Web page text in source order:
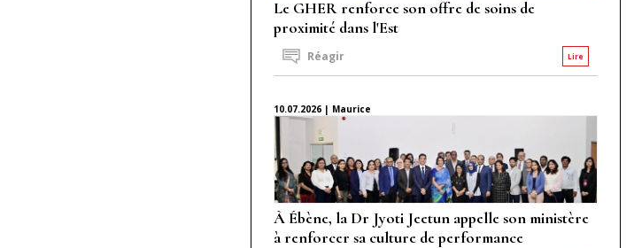
Le GHER renforce son offre de soins de
proximité dans l'Est
Lire
Réagir
10.07.2026 | Maurice
À Ébène, la Dr Jyoti Jeetun appelle son ministère
à renforcer sa culture de performance